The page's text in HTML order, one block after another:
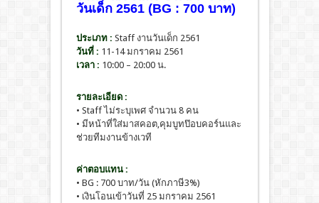
วันเด็ก 2561 (BG : 700 บาท)
ประเภท : Staff งานวันเด็ก 2561
วันที่ : 11-14 มกราคม 2561
เวลา : 10:00 – 20:00 น.
รายละเอียด :
• Staff ไม่ระบุเพศ จำนวน 8 คน
• มีหน้าที่ใส่มาสคอต,คุมบูทป๊อบคอร์นและ
ช่วยทีมงานข้างเวที
ค่าตอบแทน :
• BG : 700 บาท/วัน (หักภาษี3%)
• เงินโอนเข้าวันที่ 25 มกราคม 2561